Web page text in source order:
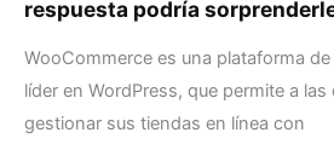
respuesta podría
WooCommerce es una plataforma
líder en WordPress, que permite a
gestionar sus tiendas en línea con
sorprenderle
2024